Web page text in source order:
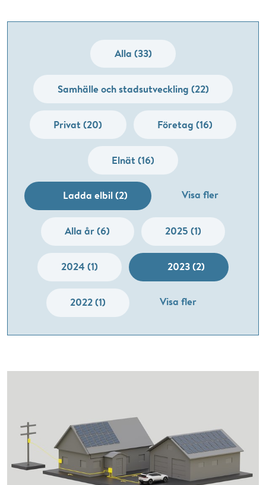
Alla (33)
Samhälle och stadsutveckling (22)
Privat (20) Företag (16)
Elnät (16)
Ladda elbil (2) Visa fler
Alla år (6) 2025 (1)
2024 (1) 2023 (2)
2022 (1) Visa fler